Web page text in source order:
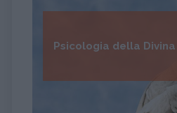
Psicologia della